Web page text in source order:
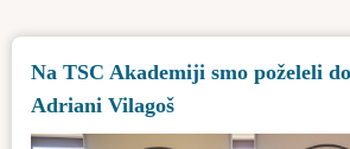
Dani
opštine
Bačka
Na TSC Akademiji smo poželeli
Adriani Vilagoš